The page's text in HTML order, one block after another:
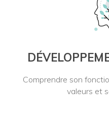
Comprendre son
valeurs et